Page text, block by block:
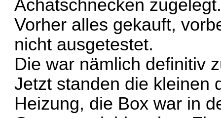
Achatschnecken
Vorher alles gekauft,
nicht ausgetestet.
Die war nämlich definitiv
Jetzt standen die kleinen
Heizung, die Box war in